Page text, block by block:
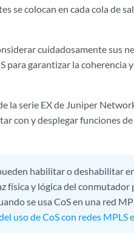
se colocan en cada cola de
cuidadosamente sus
para garantizar la coherencia
la serie EX de Juniper
con y desplegar funciones
habilitar o deshabilitar
física y lógica del conmutador
se usa CoS en una red
uso de CoS con redes MPLS